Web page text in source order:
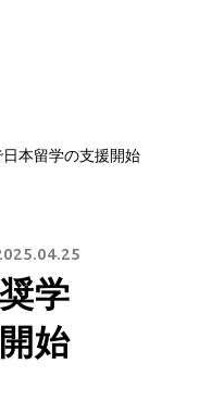
本留学の支援開始
学
始